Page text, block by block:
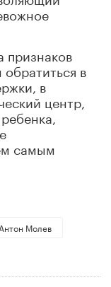
признаков
в
в
центр,
самым
Антон Молев